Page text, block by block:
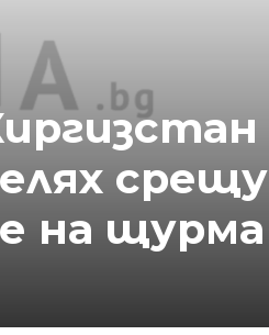
срещу
на щурма